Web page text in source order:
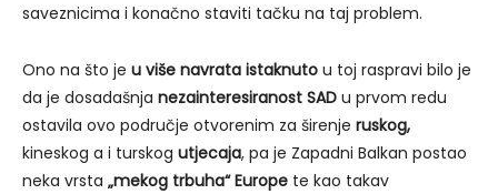
saveznicima i konačno staviti tačku na taj problem.
Ono na što je u više navrata istaknuto u toj raspravi bilo je
da je dosadašnja nezainteresiranost SAD u prvom redu
ostavila ovo područje otvorenim za širenje ruskog,
kineskog a i turskog utjecaja, pa je Zapadni Balkan postao
neka vrsta „mekog trbuha“ Europe te kao takav